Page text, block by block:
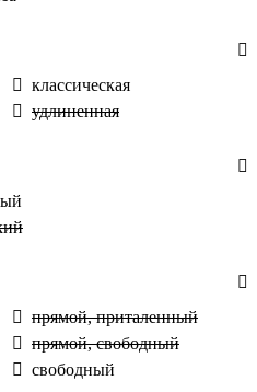
классическая
удлиненная
прямой, приталенный
прямой, свободный
свободный